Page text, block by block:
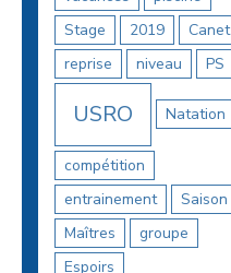
Stage
2019
Canet
reprise
niveau PS
USRO Natation
compétition
entrainement
Saison
Maîtres
groupe
Espoirs